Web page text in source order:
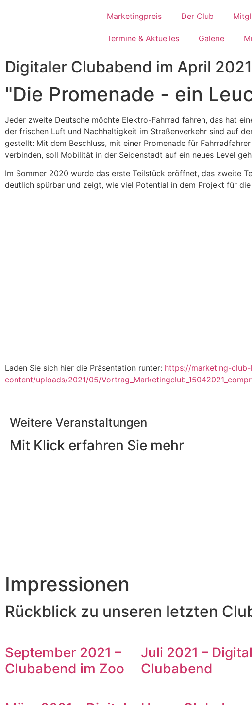
Marketingpreis Der Club
Termine & Aktuelles Galerie
Digitaler Clubabend im April 2021
"Die Promenade - ein
Jeder zweite Deutsche möchte Elektro-Fahrrad fahren, das hat
der frischen Luft und Nachhaltigkeit im Straßenverkehr sind auf
gestellt: Mit dem Beschluss, mit einer Promenade für
verbinden, soll Mobilität in der Seidenstadt auf ein neues Level
Im Sommer 2020 wurde das erste Teilstück eröffnet, das zweite
deutlich spürbar und zeigt, wie viel Potential in dem Projekt für
Laden Sie sich hier die Präsentation runter: https://marketing-
content/uploads/2021/05/
Weitere Veranstaltungen
Mit Klick erfahren Sie mehr
Impressionen
Rückblick zu unseren letzten
September 2021 –
Clubabend im Zoo
Juli 2021 –
Clubabend